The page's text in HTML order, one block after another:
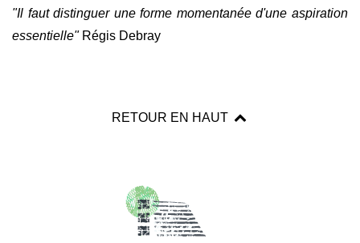
"Il faut distinguer une forme momentanée d'une aspiration
essentielle"Régis Debray
RETOUR EN HAUT